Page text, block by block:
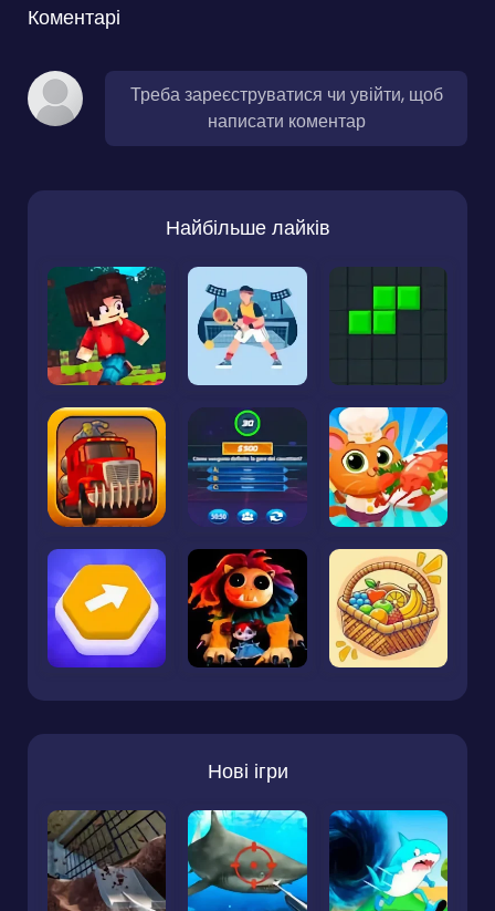
Коментарі
Треба зареєструватися чи увійти, щоб
написати коментар
Найбільше лайків
Нові ігри